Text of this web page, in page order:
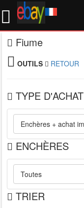
Fiume
OUTILS RETOUR
TYPE D'ACHAT
ENCHÈRES
TRIER